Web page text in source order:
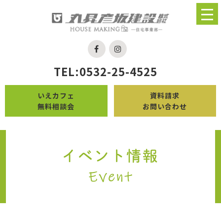
TEL:0532-25-4525
いえカフェ
無料相談会
資料請求
お問い合わせ